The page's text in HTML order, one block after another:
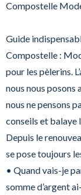
Compostelle
Guide
Compostelle :
pour les pèlerins.
nous nous posons
nous ne pensons
conseils et balaye
Depuis le
se pose toujours
• Quand vais-je
somme d’argent